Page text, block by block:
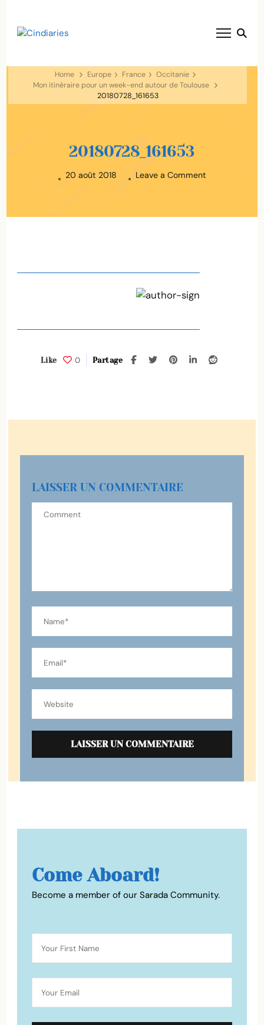
Home Europe France
Occitanie
Mon itinéraire pour un week-end autour de Toulouse
20180728_161653
20180728_161653
20 août 2018 Leave a Commenton
0
Like Partage
LAISSER UN COMMENTAIRE
Come Aboard!
Become a member of our Sarada Community.